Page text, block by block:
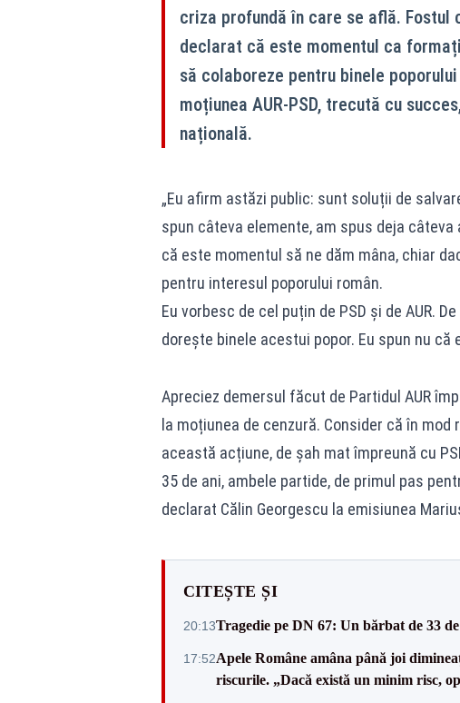
criza profundă în care se află.
declarat că este momentul ca
să colaboreze pentru binele
moțiunea AUR-PSD, trecută cu
națională.
„Eu afirm astăzi public: sunt soluții de
spun câteva elemente, am spus deja
că este momentul să ne dăm mâna, chiar
pentru interesul poporului român.
Eu vorbesc de cel puțin de PSD și de AUR.
dorește binele acestui popor. Eu spun nu
Apreciez demersul făcut de Partidul AUR
la moțiunea de cenzură. Consider că în
această acțiune, de șah mat împreună cu
35 de ani, ambele partide, de primul pas
declarat Călin Georgescu la emisiunea
CITEȘTE ȘI
20:13Tragedie pe DN 67: Un bărbat de 33
17:52Apele Române amâna până joi
riscurile. „Dacă există un minim risc,